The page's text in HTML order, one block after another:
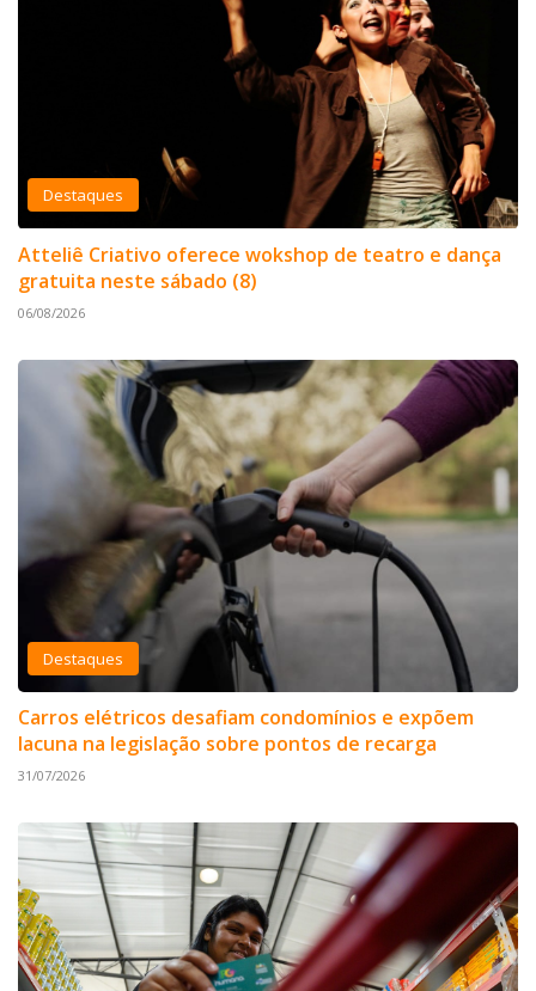
Destaques
Atteliê Criativo oferece wokshop de teatro e dança
gratuita neste sábado (8)
06/08/2026
Destaques
Carros elétricos desafiam condomínios e expõem
lacuna na legislação sobre pontos de recarga
31/07/2026